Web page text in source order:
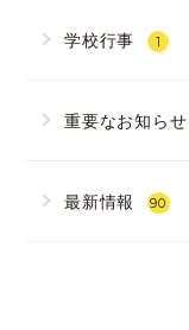
学校行事 1
重要なお知らせ
最新情報 90